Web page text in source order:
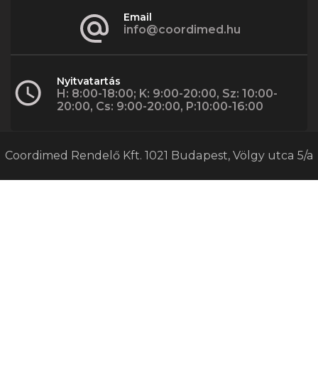
Email
info@coordimed.hu
Nyitvatartás
H: 8:00-18:00; K: 9:00-20:00, Sz: 10:00-
20:00, Cs: 9:00-20:00, P:10:00-16:00
Coordimed Rendelő Kft. 1021 Budapest, Völgy utca 5/a